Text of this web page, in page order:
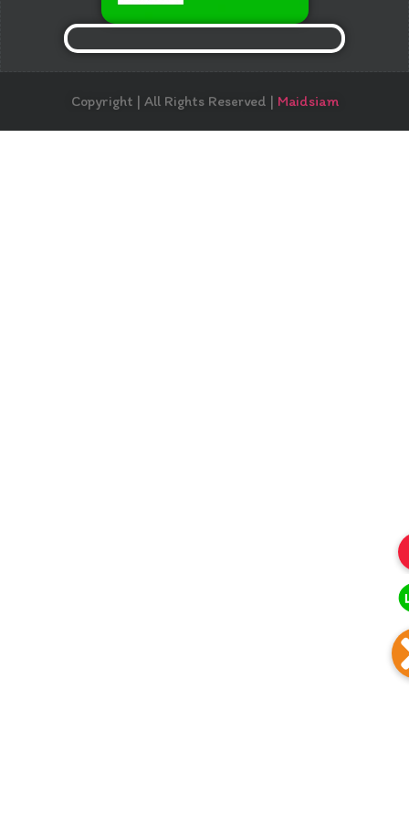
Copyright | All Rights Reserved | Maidsiam